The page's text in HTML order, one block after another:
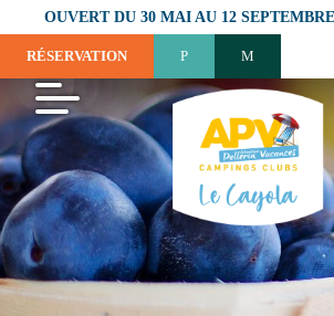
OUVERT DU 30 MAI AU 12
RÉSERVATION